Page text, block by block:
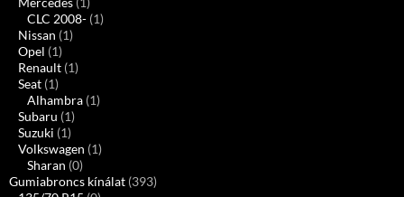
CLC 2008- (1)
Nissan (1)
Opel (1)
Renault (1)
Seat (1)
Alhambra (1)
Subaru (1)
Suzuki (1)
Volkswagen (1)
Sharan (0)
Gumiabroncs kínálat (393)